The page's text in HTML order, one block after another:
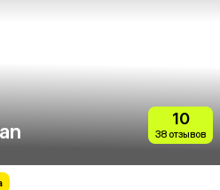
10
38 отзывов